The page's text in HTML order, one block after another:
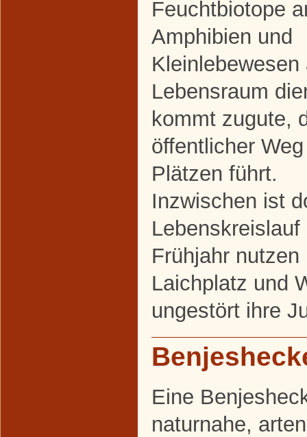
Feuchtbiotope
Amphibien und
Kleinlebewesen
Lebensraum
kommt zugute,
öffentlicher
Plätzen führt.
Inzwischen ist
Frühjahr
Laichplatz und
ungestört ihre
Eine
naturnahe,